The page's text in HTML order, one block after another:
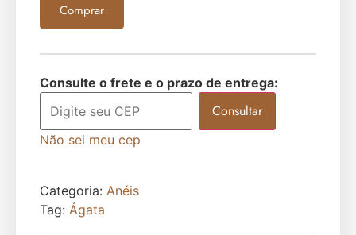
Comprar
Consulte o frete e o prazo de entrega:
Consultar
Não sei meu cep
Categoria: Anéis
Tag: Ágata